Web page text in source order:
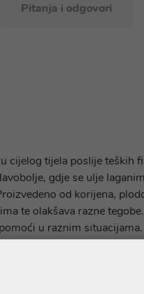
Pitanja i odgovori
tijela poslije teških
gdje se ulje
od korijena,
te olakšava razne
u raznim situacijama.
Aloe Vera
koje kožu čini
kože, stimuliše